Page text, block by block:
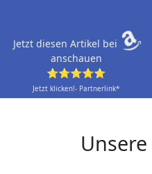
Jetzt diesen Artikel bei
anschauen
⭐⭐⭐⭐⭐
Jetzt klicken!- Partnerlink*